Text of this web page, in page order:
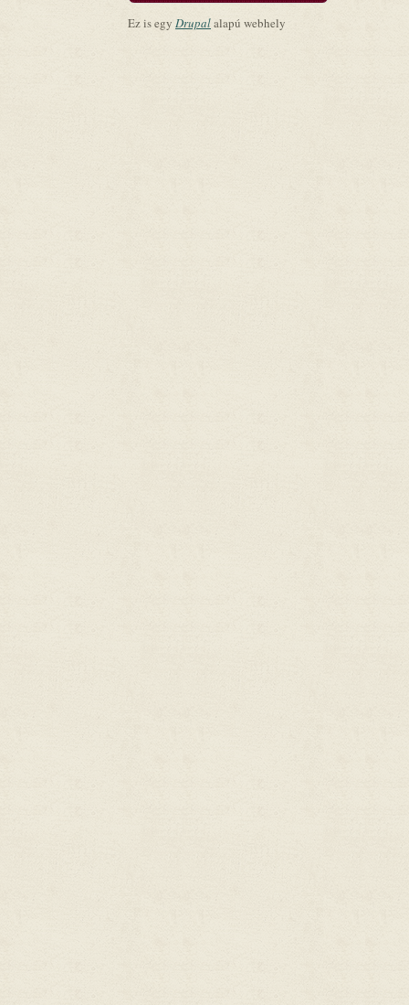
Ez is egy Drupalalapú webhely